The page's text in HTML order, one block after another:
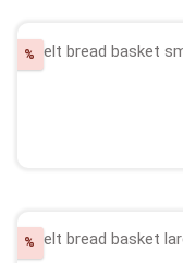
% Rabatt
% Rabatt